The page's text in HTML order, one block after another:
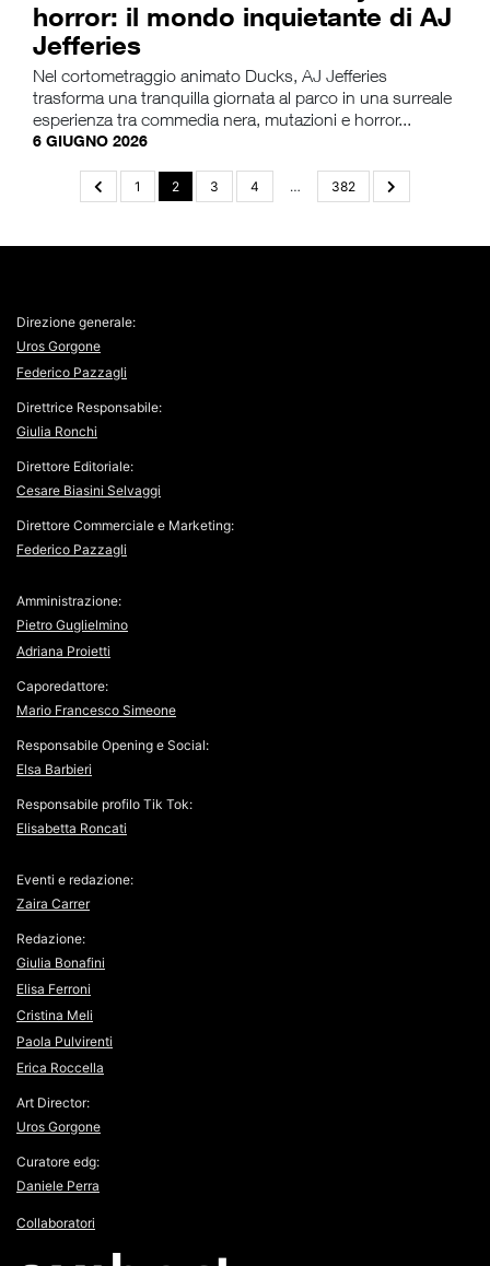
horror: il mondo inquietante di AJ
Jefferies
Nel cortometraggio animato Ducks, AJ Jefferies
trasforma una tranquilla giornata al parco in una surreale
esperienza tra commedia nera, mutazioni e horror...
6 GIUGNO 2026
1 2 3 4 … 382
Direzione generale:
Uros Gorgone
Federico Pazzagli
Direttrice Responsabile:
Giulia Ronchi
Direttore Editoriale:
Cesare Biasini Selvaggi
Direttore Commerciale e Marketing:
Federico Pazzagli
Amministrazione:
Pietro Guglielmino
Adriana Proietti
Caporedattore:
Mario Francesco Simeone
Responsabile Opening e Social:
Elsa Barbieri
Responsabile profilo Tik Tok:
Elisabetta Roncati
Eventi e redazione:
Zaira Carrer
Redazione:
Giulia Bonafini
Elisa Ferroni
Cristina Meli
Paola Pulvirenti
Erica Roccella
Art Director:
Uros Gorgone
Curatore edg:
Daniele Perra
Collaboratori